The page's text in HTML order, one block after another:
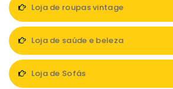
Loja de roupas vintage
Loja de saúde e beleza
Loja de Sofás